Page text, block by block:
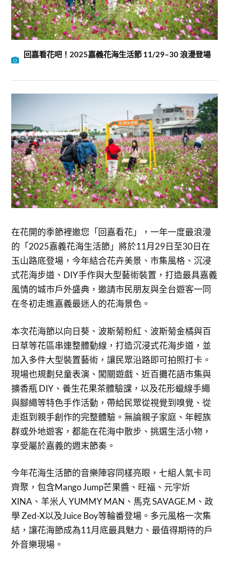
回嘉看花吧！2025嘉義花海生活節 11/29–30 浪漫登場
在花開的季節裡邀您「回嘉看花」，一年一度最浪漫
的「2025嘉義花海生活節」將於11月29日至30日在
玉山路底登場，今年結合花卉美景、市集風格、沉浸
式花海步道、DIY手作與大型藝術裝置，打造最具嘉義
風情的城市戶外盛典，邀請市民朋友與全台遊客一同
在冬初走進嘉義最迷人的花海景色。
本次花海節以向日葵、波斯菊粉紅、波斯菊金橘與百
日草等花區串連整體動線，打造沉浸式花海步道，並
加入多件大型裝置藝術，讓民眾沿路即可拍照打卡。
現場也規劃兒童表演、闖關遊戲、近百攤花語市集與
擴香瓶 DIY、養生花果茶體驗課，以及花形蠟線手繩
與腳繩等特色手作活動，帶給民眾從視覺到嗅覺、從
走逛到親手創作的完整體驗。無論親子家庭、年輕族
群或外地遊客，都能在花海中散步、挑選生活小物，
享受屬於嘉義的週末節奏。
今年花海生活節的音樂陣容同樣亮眼，七組人氣卡司
齊聚，包含Mango Jump芒果醬、旺福、元宇炘
XINA、羊米人 YUMMY MAN、馬克 SAVAGE.M、政
學 Zed-X以及Juice Boy等輪番登場。多元風格一次集
結，讓花海節成為11月底最具魅力、最值得期待的戶
外音樂現場。